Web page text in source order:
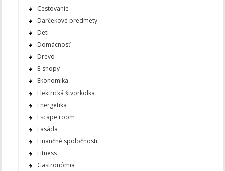
Cestovanie
Darčekové predmety
Deti
Domácnosť
Drevo
E-shopy
Ekonomika
Elektrická štvorkolka
Energetika
Escape room
Fasáda
Finančné spoločnosti
Fitness
Gastronómia